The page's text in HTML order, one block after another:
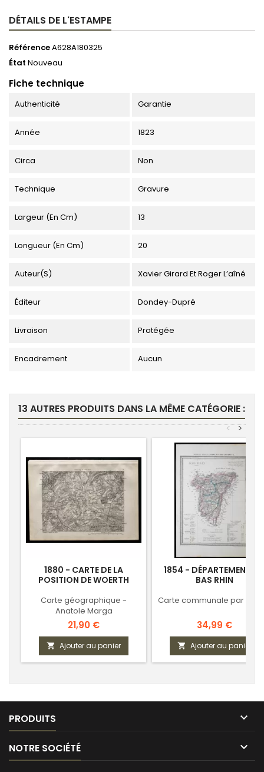
DÉTAILS DE L'ESTAMPE
RéférenceA628A180325
État Nouveau
Fiche technique
Authenticité Garantie
Année 1823
Circa Non
Technique Gravure
Largeur (en Cm) 13
Longueur (en Cm) 20
Auteur(s) Xavier Girard Et Roger L’aîné
Éditeur Dondey-Dupré
Livraison Protégée
Encadrement Aucun
13 AUTRES PRODUITS DANS LA MÊME CATÉGORIE :
>
<
1880 - CARTE DE LA
POSITION DE WOERTH
Carte géographique -
Anatole Marga
Prix
21,90 €
 Ajouter au panier
1854 - DÉPARTEMENT
BAS RHIN
Carte communale par
Prix
34,99 €
 Ajouter au panier
PRODUITS 
NOTRE SOCIÉTÉ 